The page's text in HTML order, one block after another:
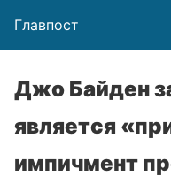
Главпост
Джо Байден
является
импичмент